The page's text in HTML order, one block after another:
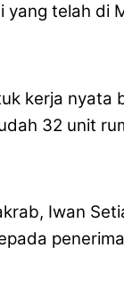
yang telah di
kerja nyata
32 unit
Iwan